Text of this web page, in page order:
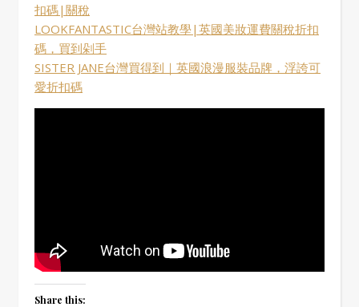
扣碼|關稅
LOOKFANTASTIC台灣站教學|英國美妝運費關稅折扣
碼，買到剁手
SISTER JANE台灣買得到｜英國浪漫服裝品牌，浮誇可
愛折扣碼
Share this: